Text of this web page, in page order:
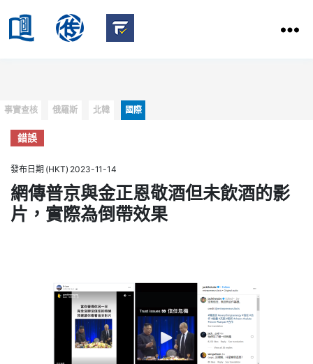
HKBU
of
Communication
Categories
事實查核 俄羅斯 北韓 國際
錯誤
發布日期 (HKT) 2023-11-14
網傳普京與金正恩敬酒但未飲酒的影
片，實際為倒帶效果